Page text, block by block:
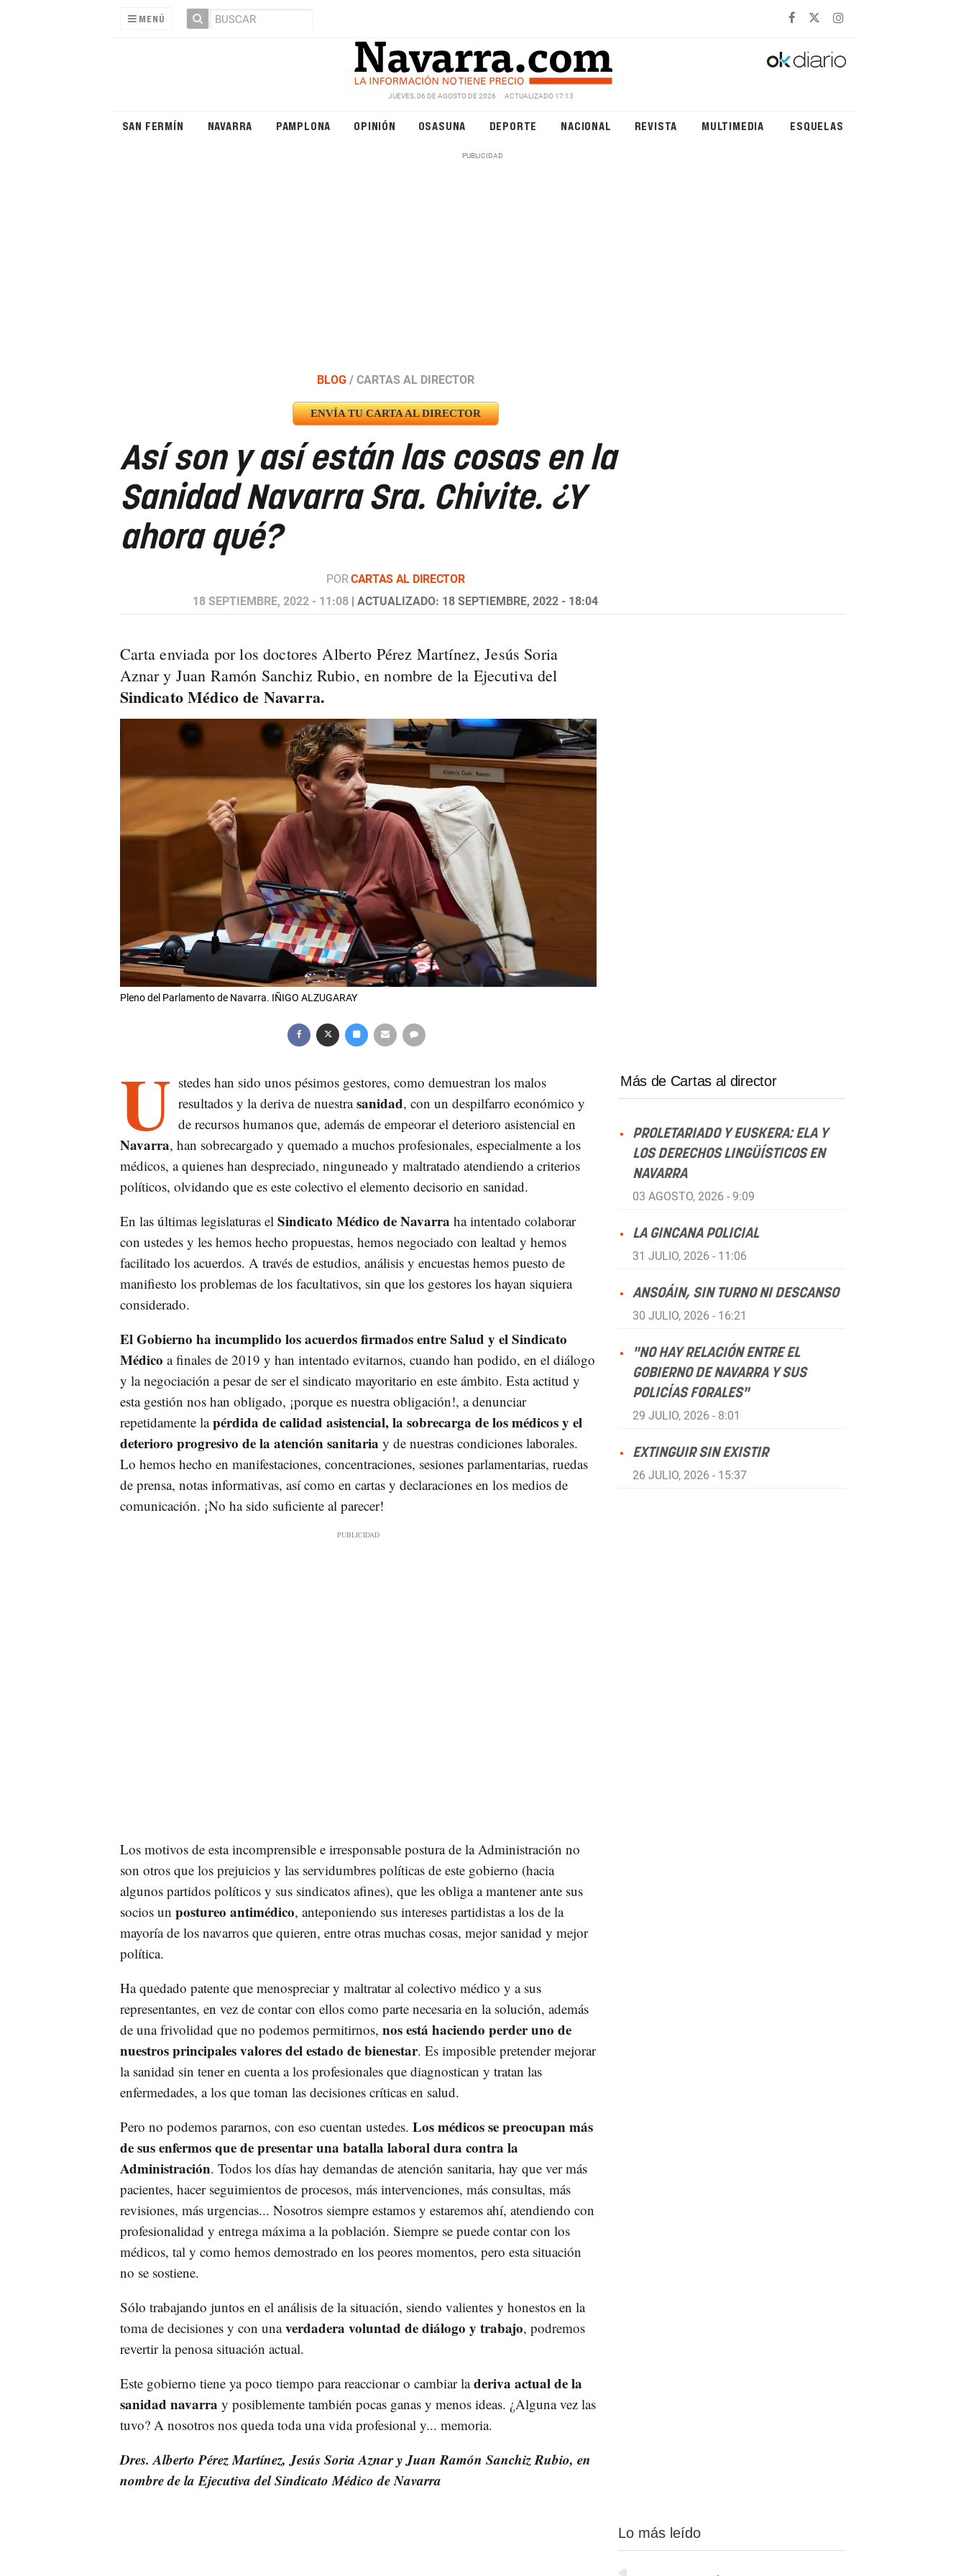
MENÚ
JUEVES, 06 DE AGOSTO DE 2026 ACTUALIZADO 17:13
SAN FERMÍN NAVARRA PAMPLONA OPINIÓN OSASUNA DEPORTE NACIONAL REVISTA MULTIMEDIA ESQUELAS
BLOG / CARTAS AL DIRECTOR
ENVÍA TU CARTA AL DIRECTOR
Así son y así están las cosas en la
Sanidad Navarra Sra. Chivite. ¿Y
ahora qué?
PORCARTAS AL DIRECTOR
18 SEPTIEMBRE, 2022 - 11:08 | ACTUALIZADO: 18 SEPTIEMBRE, 2022 - 18:04
Carta enviada por los doctores Alberto Pérez Martínez, Jesús Soria
Aznar y Juan Ramón Sanchiz Rubio, en nombre de la Ejecutiva del
Sindicato Médico de Navarra.
Pleno del Parlamento de Navarra. IÑIGO ALZUGARAY
U stedes han sido unos pésimos gestores, como demuestran los malos
resultados y la deriva de nuestrasanidad, con un despilfarro económico y
de recursos humanos que, además de empeorar el deterioro asistencial en
Navarra, han sobrecargado y quemado a muchos profesionales, especialmente a los
médicos, a quienes han despreciado, ninguneado y maltratado atendiendo a criterios
políticos, olvidando que es este colectivo el elemento decisorio en sanidad.
En las últimas legislaturas elSindicato Médico de Navarra ha intentado colaborar
con ustedes y les hemos hecho propuestas, hemos negociado con lealtad y hemos
facilitado los acuerdos. A través de estudios, análisis y encuestas hemos puesto de
manifiesto los problemas de los facultativos, sin que los gestores los hayan siquiera
considerado.
El Gobierno ha incumplido los acuerdos firmados entre Salud y el Sindicato
Médico a finales de 2019 y han intentado evitarnos, cuando han podido, en el diálogo
y la negociación a pesar de ser el sindicato mayoritario en este ámbito. Esta actitud y
esta gestión nos han obligado, ¡porque es nuestra obligación!, a denunciar
repetidamente lapérdida de calidad asistencial, la sobrecarga de los médicos y el
deterioro progresivo de la atención sanitaria y de nuestras condiciones laborales.
Lo hemos hecho en manifestaciones, concentraciones, sesiones parlamentarias, ruedas
de prensa, notas informativas, así como en cartas y declaraciones en los medios de
comunicación. ¡No ha sido suficiente al parecer!
Los motivos de esta incomprensible e irresponsable postura de la Administración no
son otros que los prejuicios y las servidumbres políticas de este gobierno (hacia
algunos partidos políticos y sus sindicatos afines), que les obliga a mantener ante sus
socios un postureo antimédico, anteponiendo sus intereses partidistas a los de la
mayoría de los navarros que quieren, entre otras muchas cosas, mejor sanidad y mejor
política.
Ha quedado patente que menospreciar y maltratar al colectivo médico y a sus
representantes, en vez de contar con ellos como parte necesaria en la solución, además
de una frivolidad que no podemos permitirnos, nos está haciendo perder uno de
nuestros principales valores del estado de bienestar. Es imposible pretender mejorar
la sanidad sin tener en cuenta a los profesionales que diagnostican y tratan las
enfermedades, a los que toman las decisiones críticas en salud.
Pero no podemos pararnos, con eso cuentan ustedes. Los médicos se preocupan más
de sus enfermos que de presentar una batalla laboral dura contra la
Administración. Todos los días hay demandas de atención sanitaria, hay que ver más
pacientes, hacer seguimientos de procesos, más intervenciones, más consultas, más
revisiones, más urgencias... Nosotros siempre estamos y estaremos ahí, atendiendo con
profesionalidad y entrega máxima a la población. Siempre se puede contar con los
médicos, tal y como hemos demostrado en los peores momentos, pero esta situación
no se sostiene.
Sólo trabajando juntos en el análisis de la situación, siendo valientes y honestos en la
toma de decisiones y con unaverdadera voluntad de diálogo y trabajo, podremos
revertir la penosa situación actual.
Este gobierno tiene ya poco tiempo para reaccionar o cambiar laderiva actual de la
sanidad navarra y posiblemente también pocas ganas y menos ideas. ¿Alguna vez las
tuvo? A nosotros nos queda toda una vida profesional y... memoria.
Dres. Alberto Pérez Martínez, Jesús Soria Aznar y Juan Ramón Sanchiz Rubio, en
nombre de la Ejecutiva del Sindicato Médico de Navarra
Más de Cartas al director
PROLETARIADO Y EUSKERA: ELA Y
LOS DERECHOS LINGÜÍSTICOS EN
NAVARRA
03 AGOSTO, 2026 - 9:09
LA GINCANA POLICIAL
31 JULIO, 2026 - 11:06
ANSOÁIN, SIN TURNO NI DESCANSO
30 JULIO, 2026 - 16:21
"NO HAY RELACIÓN ENTRE EL
GOBIERNO DE NAVARRA Y SUS
POLICÍAS FORALES"
29 JULIO, 2026 - 8:01
EXTINGUIR SIN EXISTIR
26 JULIO, 2026 - 15:37
Lo más leído